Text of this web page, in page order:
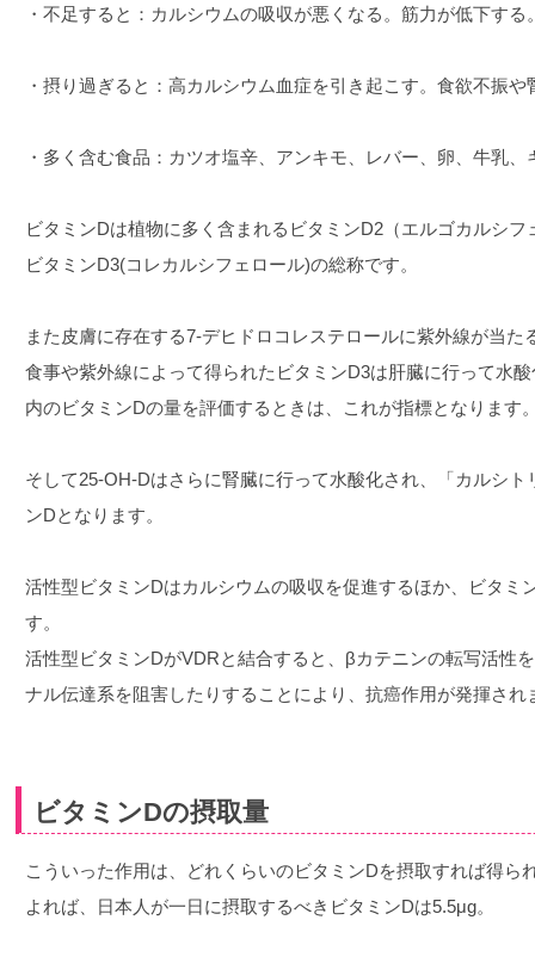
・不足すると：カルシウムの吸収が悪くなる。筋力が低下する
・摂り過ぎると：高カルシウム血症を引き起こす。食欲不振
・多く含む食品：カツオ塩辛、アンキモ、レバー、卵、牛乳、
ビタミンDは植物に多く含まれるビタミンD2（エルゴカルシ
ビタミンD3(コレカルシフェロール)の総称です。
また皮膚に存在する7-デヒドロコレステロールに紫外線が当
食事や紫外線によって得られたビタミンD3は肝臓に行って水
内のビタミンDの量を評価するときは、これが指標となります
そして25-OH-Dはさらに腎臓に行って水酸化され、「カルシ
ンDとなります。
活性型ビタミンDはカルシウムの吸収を促進するほか、ビタミ
す。
活性型ビタミンDがVDRと結合すると、βカテニンの転写活性
ナル伝達系を阻害したりすることにより、抗癌作用が発揮され
ビタミンDの摂取量
こういった作用は、どれくらいのビタミンDを摂取すれば得ら
よれば、日本人が一日に摂取するべきビタミンDは5.5μg。